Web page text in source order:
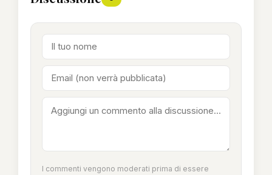
I commenti vengono moderati prima di essere